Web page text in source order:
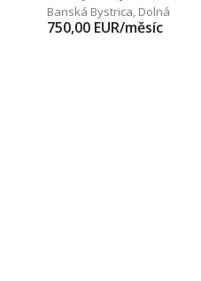
Banská Bystrica, Dolná
750,00 EUR/měsíc